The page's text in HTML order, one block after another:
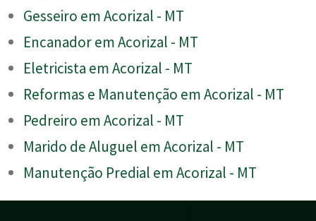
Gesseiro em Acorizal - MT
Encanador em Acorizal - MT
Eletricista em Acorizal - MT
Reformas e Manutenção em Acorizal - MT
Pedreiro em Acorizal - MT
Marido de Aluguel em Acorizal - MT
Manutenção Predial em Acorizal - MT